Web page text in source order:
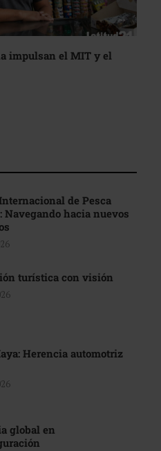
impulsan el MIT y el
de Pesca
Navegando hacia nuevos
turística con visión
Herencia automotriz
global en